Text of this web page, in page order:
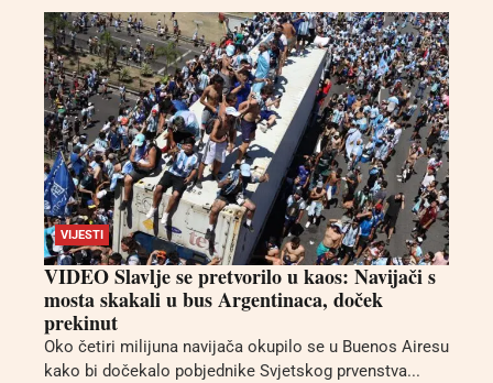
VIJESTI
VIDEO Slavlje se pretvorilo u kaos: Navijači s
mosta skakali u bus Argentinaca, doček
prekinut
Oko četiri milijuna navijača okupilo se u Buenos Airesu
kako bi dočekalo pobjednike Svjetskog prvenstva...